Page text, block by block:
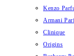
Kenzo
Armani
Clinique
Origins